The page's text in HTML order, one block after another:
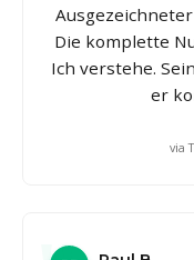
Ausgezeichneter
Die komplette
Ich verstehe.
er
via